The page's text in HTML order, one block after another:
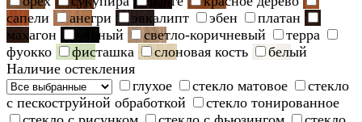
сапели
анегри эвкалипт эбен
платан
махагон
черный светло-коричневый
терра
фуокко
фисташка слоновая кость
белый
Наличие остекления
глухое
стекло матовое
стекло
с пескоструйной обработкой
стекло тонированное